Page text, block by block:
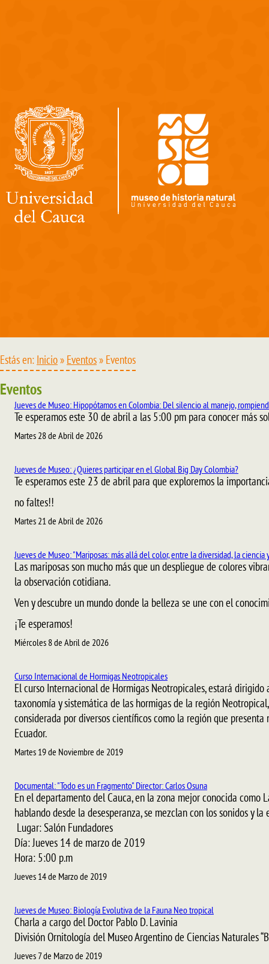
Estás en:Inicio»Eventos» Eventos
Eventos
Jueves de Museo: Hipopótamos en Colombia: Del silencio al manejo,
Te esperamos este 30 de abril a las 5:00 pm para conocer más
Martes 28 de Abril de 2026
Jueves de Museo: ¿Quieres participar en el Global Big Day Colombia?
Te esperamos este 23 de abril para que exploremos la
no faltes!!
Martes 21 de Abril de 2026
Jueves de Museo: "Mariposas: más allá del color, entre la diversidad, la ciencia
Las mariposas son mucho más que un despliegue de colores
la observación cotidiana.
Ven y descubre un mundo donde la belleza se une con el
¡Te esperamos!
Miércoles 8 de Abril de 2026
Curso Internacional de Hormigas Neotropicales
El curso Internacional de Hormigas Neotropicales, estará
taxonomía y sistemática de las hormigas de la región
considerada por diversos científicos como la región que
Ecuador.
Martes 19 de Noviembre de 2019
Documental: "Todo es un Fragmento" Director: Carlos Osuna
En el departamento del Cauca, en la zona mejor conocida como
hablando desde la desesperanza, se mezclan con los sonidos y
Lugar: Salón Fundadores
Día: Jueves 14 de marzo de 2019
Hora: 5:00 p.m
Jueves 14 de Marzo de 2019
Jueves de Museo: Biología Evolutiva de la Fauna Neo tropical
Charla a cargo del Doctor Pablo D. Lavinia
División Ornitología del Museo Argentino de Ciencias Naturales
Jueves 7 de Marzo de 2019